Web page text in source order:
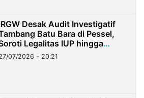
Desak Audit Investigatif
Batu Bara di Pessel,
Legalitas IUP hingga
07/2026 - 20:21